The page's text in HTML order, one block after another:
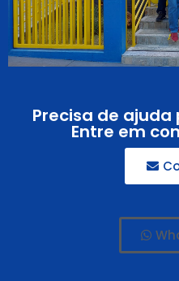
Precisa de ajuda
Entre em